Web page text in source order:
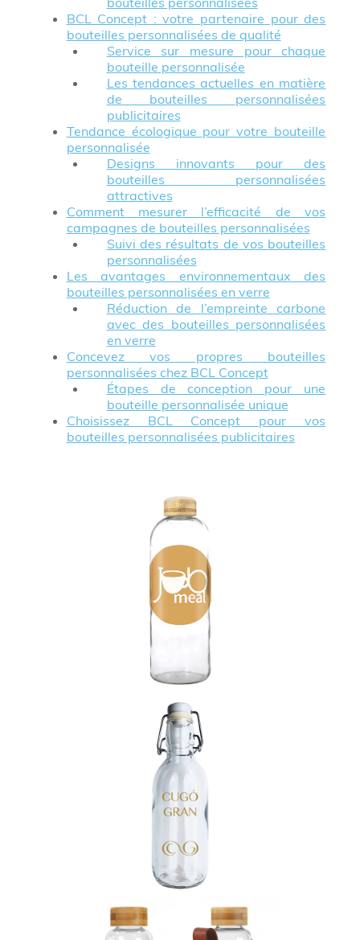
BCL Concept : votre partenaire pour des
bouteilles personnalisées de qualité
Service sur mesure pour chaque
bouteille personnalisée
Les tendances actuelles en matière
de bouteilles personnalisées
publicitaires
Tendance écologique pour votre bouteille
personnalisée
Designs innovants pour des
bouteilles personnalisées
attractives
Comment mesurer l’efficacité de vos
campagnes de bouteilles personnalisées
Suivi des résultats de vos bouteilles
personnalisées
Les avantages environnementaux des
bouteilles personnalisées en verre
Réduction de l’empreinte carbone
avec des bouteilles personnalisées
en verre
Concevez vos propres bouteilles
personnalisées chez BCL Concept
Étapes de conception pour une
bouteille personnalisée unique
Choisissez BCL Concept pour vos
bouteilles personnalisées publicitaires